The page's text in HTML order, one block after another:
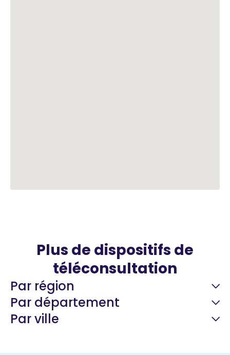
Plus de dispositifs de
téléconsultation
Par région
Par département
Par ville